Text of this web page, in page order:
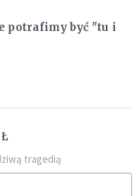
potrafimy być "tu i
tragedią